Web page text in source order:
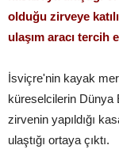
olduğu zirveye
ulaşım aracı tercih
İsviçre'nin kayak
küreselcilerin Dünya
zirvenin yapıldığı
ulaştığı ortaya çıktı.